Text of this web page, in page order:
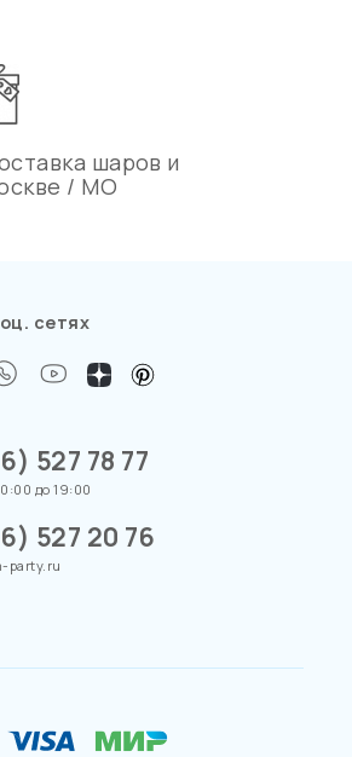
шаров и
/ МО
сетях
527 78 77
до 19:00
527 20 76
party.ru